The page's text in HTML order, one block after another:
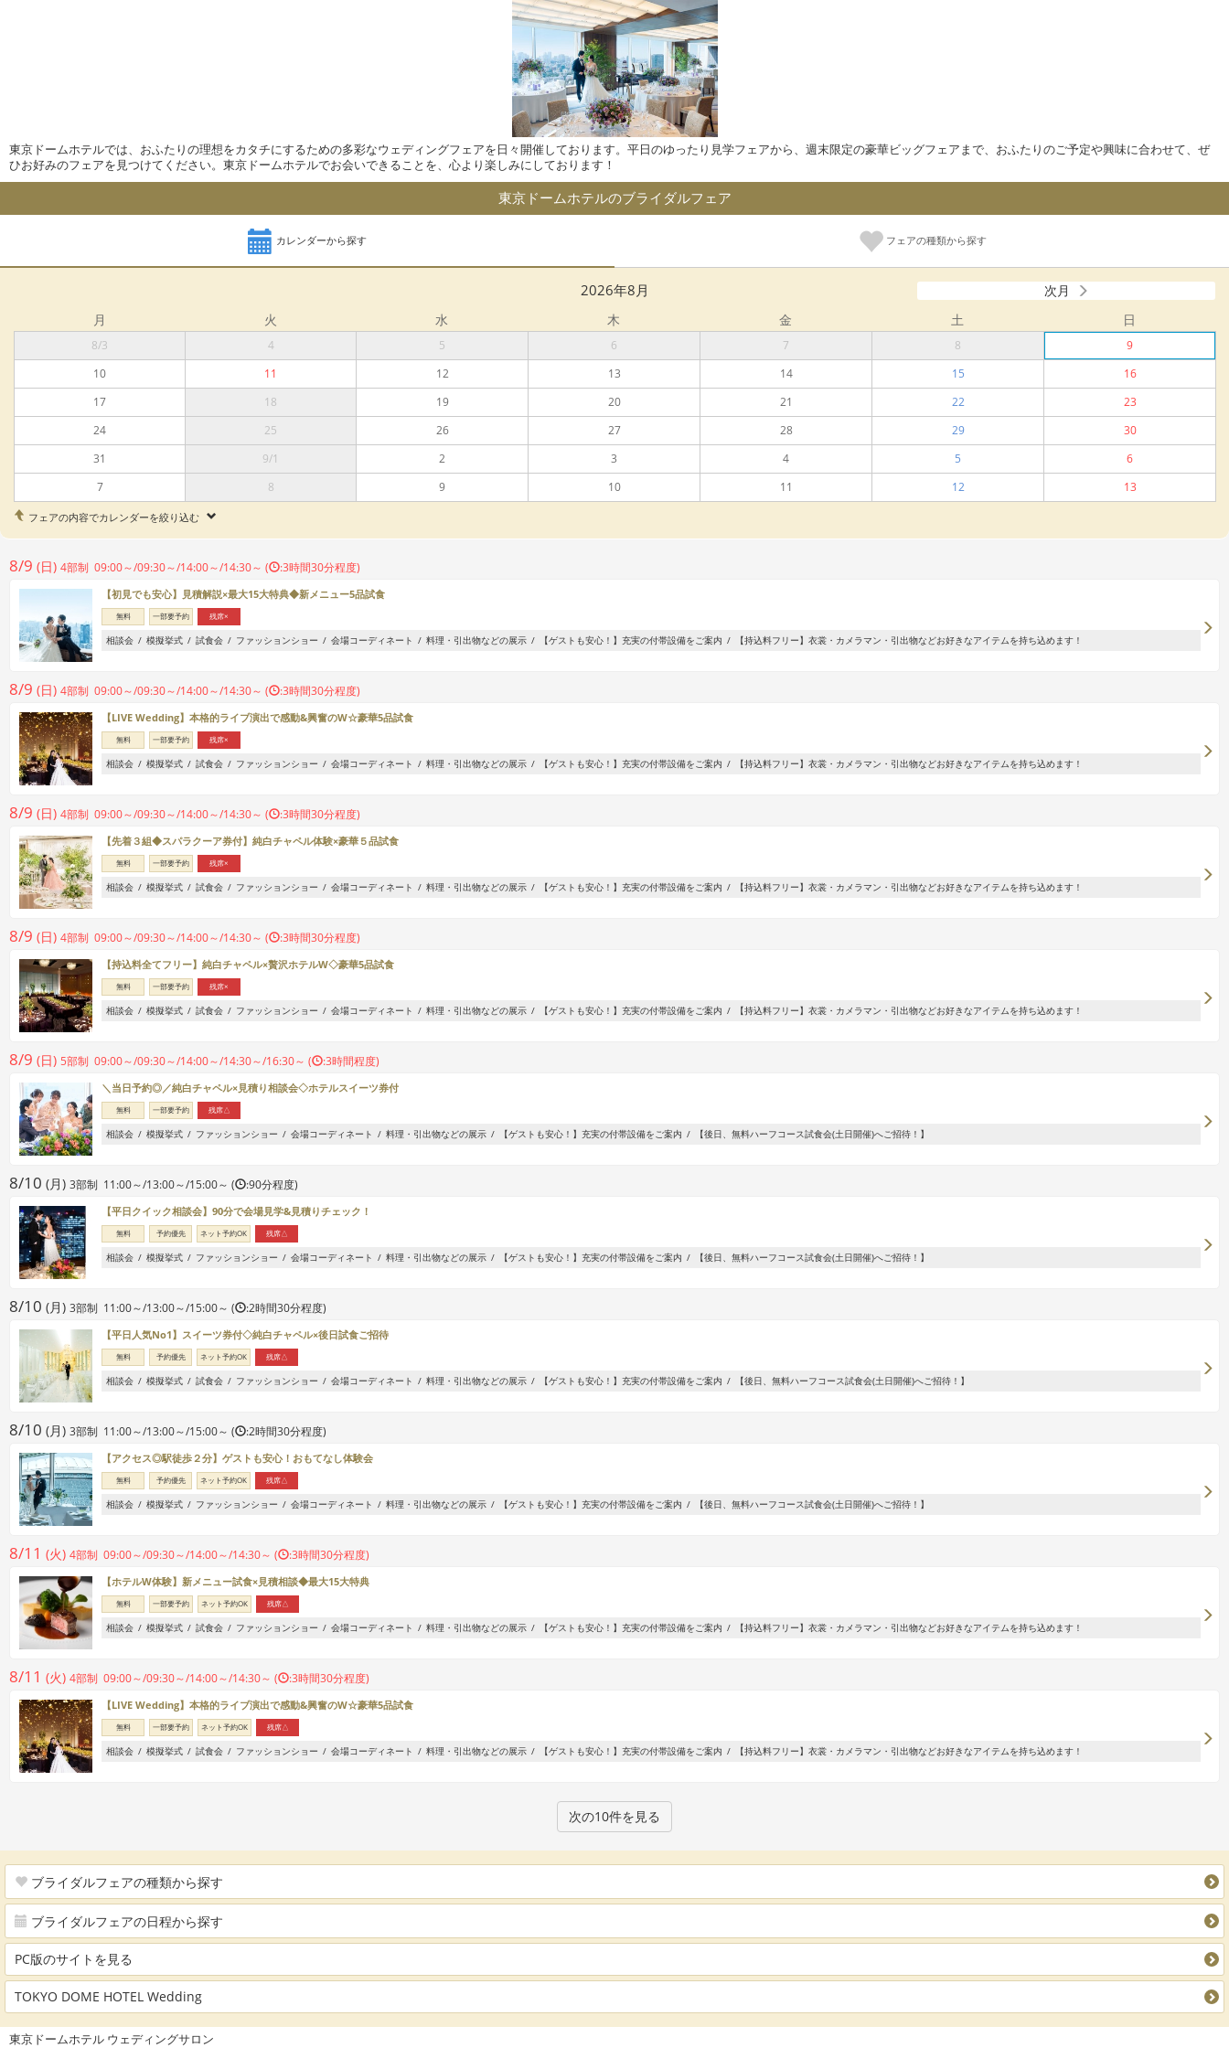
東京ドームホテルでは、おふたりの理想をカタチにするための多彩なウェディングフェアを日々開催しております。平日のゆったり見学フェアから、週末限定の豪華ビッグフェアまで、おふたりのご予定や興味に合わせて、ぜ
ひお好みのフェアを見つけてください。東京ドームホテルでお会いできることを、心より楽しみにしております！
東京ドームホテルのブライダルフェア
カレンダーから探す フェアの種類から探す
2026年8月
次月
月
火 水 木 金 土 日
8/3 4 5 6 7 8
9
10
11 12 13 14 15
16
17
18 19 20 21 22
23
24
25 26 27 28 29
30
31
9/1 2 3 4 5
6
7
8 9 10 11 12 13
フェアの内容でカレンダーを絞り込む
8/9 (日) 4部制 09:00～/09:30～/14:00～/14:30～ ( :3時間30分程度)
【初見でも安心】見積解説×最大15大特典◆新メニュー5品試食
無料 一部要予約 残席×
相談会 模擬挙式 試食会 ファッションショー 会場コーディネート 料理・引出物などの展示 【ゲストも安心！】充実の付帯設備をご案内 【持込料フリー】衣裳・カメラマン・引出物などお好きなアイテムを持ち込めます！
8/9 (日) 4部制 09:00～/09:30～/14:00～/14:30～ ( :3時間30分程度)
【LIVE Wedding】本格的ライブ演出で感動&興奮のW☆豪華5品試食
無料 一部要予約 残席×
相談会 模擬挙式 試食会 ファッションショー 会場コーディネート 料理・引出物などの展示 【ゲストも安心！】充実の付帯設備をご案内 【持込料フリー】衣裳・カメラマン・引出物などお好きなアイテムを持ち込めます！
8/9 (日) 4部制 09:00～/09:30～/14:00～/14:30～ ( :3時間30分程度)
【先着３組◆スパラクーア券付】純白チャペル体験×豪華５品試食
無料 一部要予約 残席×
相談会 模擬挙式 試食会 ファッションショー 会場コーディネート 料理・引出物などの展示 【ゲストも安心！】充実の付帯設備をご案内 【持込料フリー】衣裳・カメラマン・引出物などお好きなアイテムを持ち込めます！
8/9 (日) 4部制 09:00～/09:30～/14:00～/14:30～ ( :3時間30分程度)
【持込料全てフリー】純白チャペル×贅沢ホテルW◇豪華5品試食
無料 一部要予約 残席×
相談会 模擬挙式 試食会 ファッションショー 会場コーディネート 料理・引出物などの展示 【ゲストも安心！】充実の付帯設備をご案内 【持込料フリー】衣裳・カメラマン・引出物などお好きなアイテムを持ち込めます！
8/9 (日) 5部制 09:00～/09:30～/14:00～/14:30～/16:30～ ( :3時間程度)
＼当日予約◎／純白チャペル×見積り相談会◇ホテルスイーツ券付
無料 一部要予約 残席△
相談会 模擬挙式 ファッションショー 会場コーディネート 料理・引出物などの展示 【ゲストも安心！】充実の付帯設備をご案内 【後日、無料ハーフコース試食会(土日開催)へご招待！】
8/10 (月) 3部制 11:00～/13:00～/15:00～ ( :90分程度)
【平日クイック相談会】90分で会場見学&見積りチェック！
無料 予約優先 ネット予約OK 残席△
相談会 模擬挙式 ファッションショー 会場コーディネート 料理・引出物などの展示 【ゲストも安心！】充実の付帯設備をご案内 【後日、無料ハーフコース試食会(土日開催)へご招待！】
8/10 (月) 3部制 11:00～/13:00～/15:00～ ( :2時間30分程度)
【平日人気No1】スイーツ券付◇純白チャペル×後日試食ご招待
無料 予約優先 ネット予約OK 残席△
相談会 模擬挙式 試食会 ファッションショー 会場コーディネート 料理・引出物などの展示 【ゲストも安心！】充実の付帯設備をご案内 【後日、無料ハーフコース試食会(土日開催)へご招待！】
8/10 (月) 3部制 11:00～/13:00～/15:00～ ( :2時間30分程度)
【アクセス◎駅徒歩２分】ゲストも安心！おもてなし体験会
無料 予約優先 ネット予約OK 残席△
相談会 模擬挙式 ファッションショー 会場コーディネート 料理・引出物などの展示 【ゲストも安心！】充実の付帯設備をご案内 【後日、無料ハーフコース試食会(土日開催)へご招待！】
8/11 (火) 4部制 09:00～/09:30～/14:00～/14:30～ ( :3時間30分程度)
【ホテルW体験】新メニュー試食×見積相談◆最大15大特典
無料 一部要予約 ネット予約OK 残席△
相談会 模擬挙式 試食会 ファッションショー 会場コーディネート 料理・引出物などの展示 【ゲストも安心！】充実の付帯設備をご案内 【持込料フリー】衣裳・カメラマン・引出物などお好きなアイテムを持ち込めます！
8/11 (火) 4部制 09:00～/09:30～/14:00～/14:30～ ( :3時間30分程度)
【LIVE Wedding】本格的ライブ演出で感動&興奮のW☆豪華5品試食
無料 一部要予約 ネット予約OK 残席△
相談会 模擬挙式 試食会 ファッションショー 会場コーディネート 料理・引出物などの展示 【ゲストも安心！】充実の付帯設備をご案内 【持込料フリー】衣裳・カメラマン・引出物などお好きなアイテムを持ち込めます！
次の10件を見る
ブライダルフェアの種類から探す
ブライダルフェアの日程から探す
PC版のサイトを見る
TOKYO DOME HOTEL Wedding
東京ドームホテル ウェディングサロン